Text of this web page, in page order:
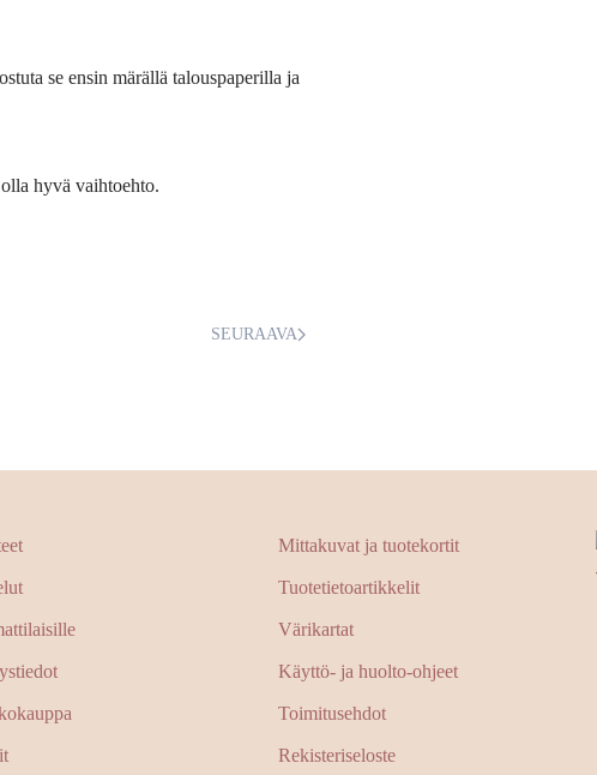
se ensin märällä talouspaperilla ja
hyvä vaihtoehto.
SEURAAVA
Mittakuvat ja tuotekortit
Tuotetietoartikkelit
Värikartat
Käyttö- ja huolto-ohjeet
Toimitusehdot
Rekisteriseloste